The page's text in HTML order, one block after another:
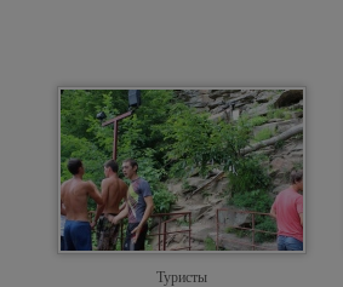
Туристы